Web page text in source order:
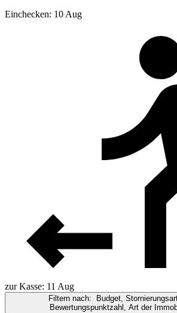
Einchecken: 10 Aug
zur Kasse: 11 Aug
Filtern nach:
Budget,
Bewertungspunktzahl, Art der